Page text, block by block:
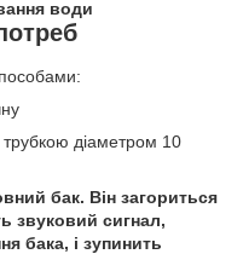
води
трубкою діаметром 10
бак. Він загориться
звуковий сигнал,
бака, і зупинить